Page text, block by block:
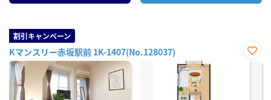
割引キャンペーン
Kマンスリー赤坂駅前 1K-1407(No.128037)
お気